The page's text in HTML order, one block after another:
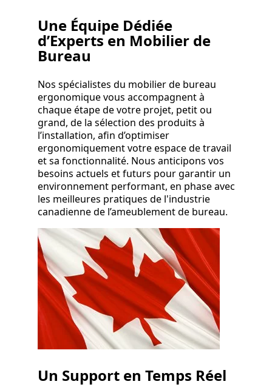
Une Équipe Dédiée
d’Experts en Mobilier de
Bureau
Nos spécialistes du mobilier de bureau
ergonomique vous accompagnent à
chaque étape de votre projet, petit ou
grand, de la sélection des produits à
l’installation, afin d’optimiser
ergonomiquement votre espace de travail
et sa fonctionnalité. Nous anticipons vos
besoins actuels et futurs pour garantir un
environnement performant, en phase avec
les meilleures pratiques de l'industrie
canadienne de l’ameublement de bureau.
Un Support en Temps Réel